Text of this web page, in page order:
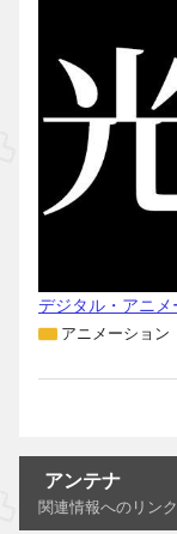
デジタル・アニ
アニメーション
アンテナ
関連情報へのリン